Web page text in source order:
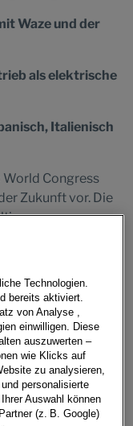
Waze und der
als elektrische
Italienisch
World Congress
Zukunft vor. Die
von SEAT können
des SEAT
auch zwei
Bus on Demand,
testen
des nun
Technologien.
bereits aktiviert.
von Analyse ,
einwilligen. Diese
auszuwerten –
wie Klicks auf
zu analysieren,
personalisierte
Auswahl können
(z. B. Google)